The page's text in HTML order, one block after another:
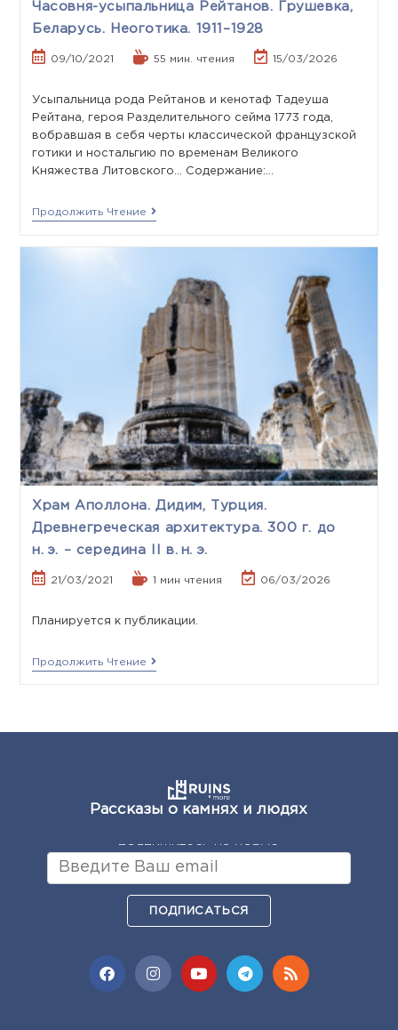
Часовня-усыпальница Рейтанов. Грушевка,
Беларусь. Неоготика. 1911–1928
09/10/2021 55 мин. чтения 15/03/2026
Усыпальница рода Рейтанов и кенотаф Тадеуша
Рейтана, героя Разделительного сейма 1773 года,
вобравшая в себя черты классической французской
готики и ностальгию по временам Великого
Княжества Литовского... Содержание:…
Продолжить Чтение
Храм Аполлона. Дидим, Турция.
Древнегреческая архитектура. 300 г. до
н. э. – середина II в. н. э.
21/03/2021 1 мин чтения 06/03/2026
Планируется к публикации.
Продолжить Чтение
Рассказы о камнях и людях
подпишитесь на новые
ПОДПИСАТЬСЯ